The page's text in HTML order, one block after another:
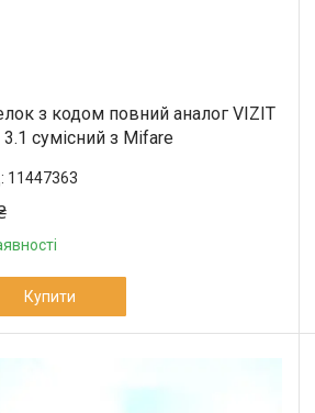
з кодом повний аналог VIZIT
3.1 сумісний з Mifare
11447363
Купити